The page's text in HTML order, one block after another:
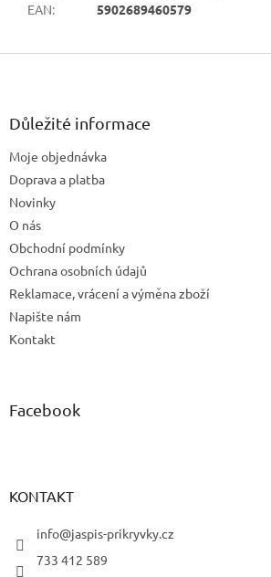
EAN: 5902689460579
Důležité informace
Moje objednávka
Doprava a platba
Novinky
O nás
Obchodní podmínky
Ochrana osobních údajů
Reklamace, vrácení a výměna zboží
Napište nám
Kontakt
Facebook
KONTAKT
info@jaspis-prikryvky.cz
733 412 589